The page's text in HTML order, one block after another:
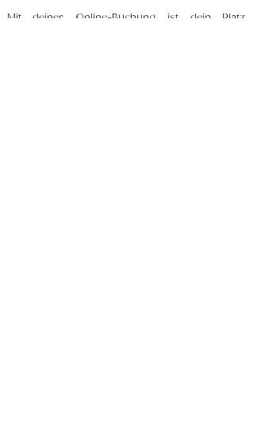
Mit deiner Online-Buchung ist dein Platz